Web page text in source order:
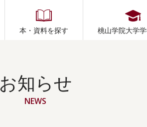
本・資料を探す 桃山学院大学
お知らせ
NEWS